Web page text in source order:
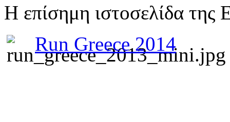
Η επίσημη ιστοσελίδα της
Run Greece 2014